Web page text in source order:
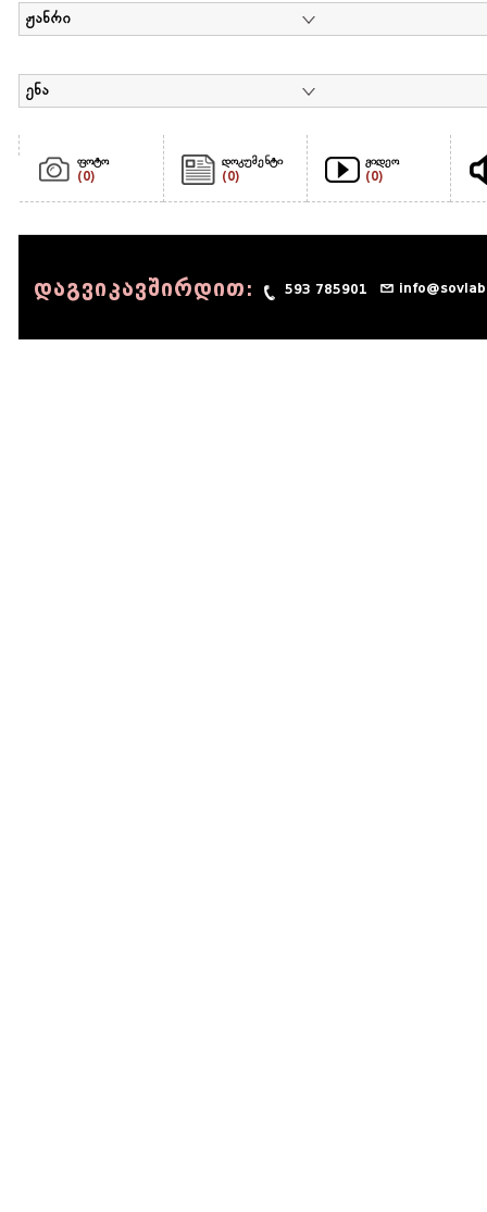
ჟანრი
ენა
ფოტო
(0)
დოკუმენტი
(0)
ვიდეო
(0)
დაგვიკავშირდით: 593 785901